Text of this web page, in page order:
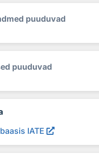
puuduvad
puuduvad
IATE